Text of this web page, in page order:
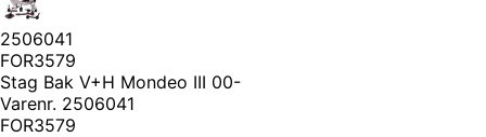
2506041
FOR3579
Stag Bak V+H Mondeo III 00-
Varenr. 2506041
FOR3579